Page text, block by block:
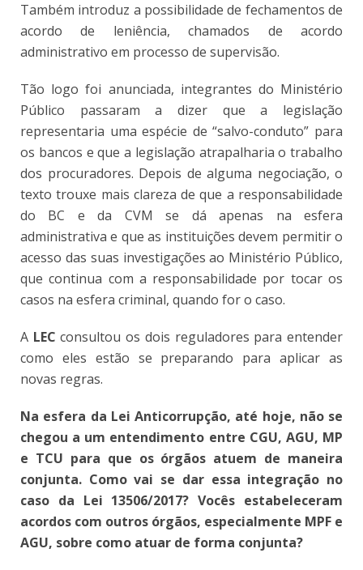
Também introduz a possibilidade de fechamentos de
acordo de leniência, chamados de acordo
administrativo em processo de supervisão.
Tão logo foi anunciada, integrantes do Ministério
Público passaram a dizer que a legislação
representaria uma espécie de “salvo-conduto” para
os bancos e que a legislação atrapalharia o trabalho
dos procuradores. Depois de alguma negociação, o
texto trouxe mais clareza de que a responsabilidade
do BC e da CVM se dá apenas na esfera
administrativa e que as instituições devem permitir o
acesso das suas investigações ao Ministério Público,
que continua com a responsabilidade por tocar os
casos na esfera criminal, quando for o caso.
A LEC consultou os dois reguladores para entender
como eles estão se preparando para aplicar as
novas regras.
Na esfera da Lei Anticorrupção, até hoje, não se
chegou a um entendimento entre CGU, AGU, MP
e TCU para que os órgãos atuem de maneira
conjunta. Como vai se dar essa integração no
caso da Lei 13506/2017? Vocês estabeleceram
acordos com outros órgãos, especialmente MPF e
AGU, sobre como atuar de forma conjunta?